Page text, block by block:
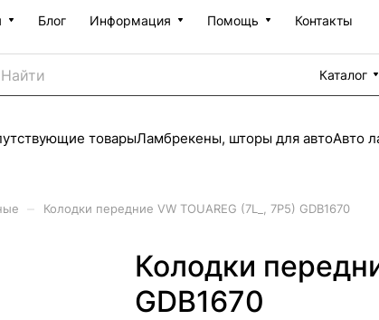
Блог Информация Помощь Контакты
Каталог
товарыЛамбрекены, шторы для автоАвто
Колодки передние VW TOUAREG (7L_, 7P5) GDB1670
Колодки
GDB1670